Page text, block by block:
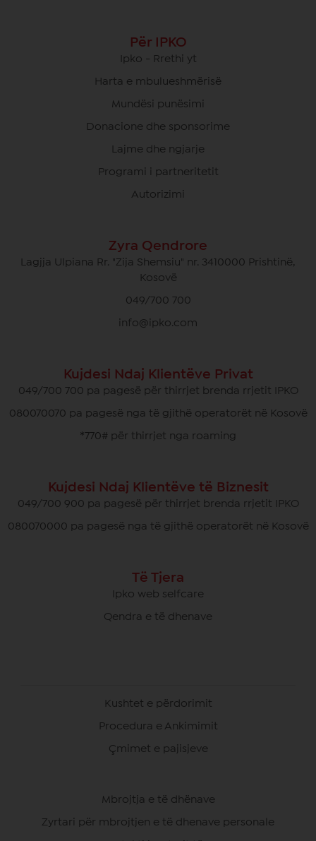
Për IPKO
Ipko - Rrethi yt
Harta e mbulueshmërisë
Mundësi punësimi
Donacione dhe sponsorime
Lajme dhe ngjarje
Programi i partneritetit
Autorizimi
Zyra Qendrore
Lagjja Ulpiana Rr. "Zija Shemsiu" nr. 3410000 Prishtinë,
Kosovë
049/700 700
info@ipko.com
Kujdesi Ndaj Klientëve Privat
049/700 700 pa pagesë për thirrjet brenda rrjetit IPKO
080070070 pa pagesë nga të gjithë operatorët në Kosovë
*770# për thirrjet nga roaming
Kujdesi Ndaj Klientëve të Biznesit
049/700 900 pa pagesë për thirrjet brenda rrjetit IPKO
080070000 pa pagesë nga të gjithë operatorët në Kosovë
Të Tjera
Ipko web selfcare
Qendra e të dhenave
Kushtet e përdorimit
Procedura e Ankimimit
Çmimet e pajisjeve
Mbrojtja e të dhënave
Zyrtari për mbrojtjen e të dhenave personale